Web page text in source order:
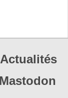
Mastodon